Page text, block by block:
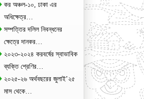
কর অঞ্চল-১০, ঢাকা এর
অধিক্ষেত্র…
সম্পত্তির দলিল নিবন্ধনের
ক্ষেত্রে দানকর…
২০২৩-২০২৪ করবর্ষের স্বাভাবিক
ব্যক্তি শ্রেণির…
২০২৫-২৬ অর্থবছরের জুলাই’২৫
মাস থেকে…